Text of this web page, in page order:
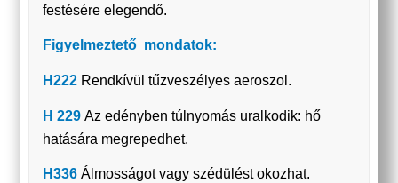
festésére elegendő.
Figyelmeztető mondatok:
H222 Rendkívül tűzveszélyes aeroszol.
H 229Az edényben túlnyomás uralkodik: hő
hatására megrepedhet.
H336Álmosságot vagy szédülést okozhat.